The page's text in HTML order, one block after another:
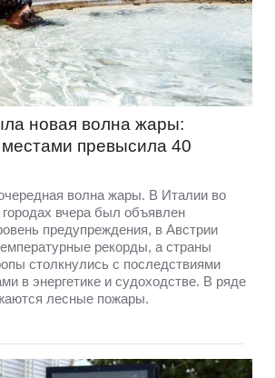
новая волна жары:
превысила 40
волна жары. В Италии во
вчера был объявлен
предупреждения, в Австрии
рекорды, а страны
столкнулись с последствиями
в энергетике и судоходстве. В ряде
лесные пожары.